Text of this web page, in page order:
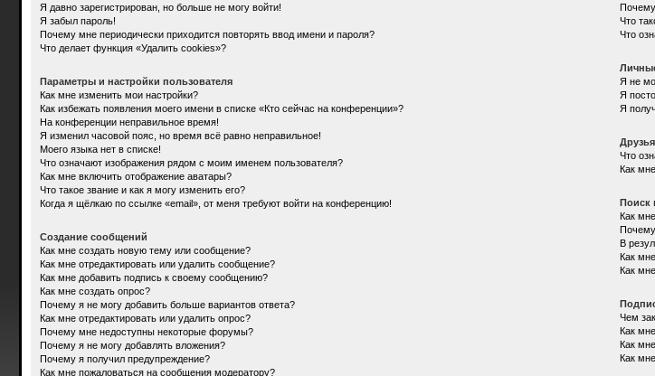
Я давно зарегистрирован, но больше не могу войти!
Я забыл пароль!
Почему мне периодически приходится повторять ввод имени и пароля?
Что делает функция «Удалить cookies»?
Параметры и настройки пользователя
Как мне изменить мои настройки?
Как избежать появления моего имени в списке «Кто сейчас на конференции»?
На конференции неправильное время!
Я изменил часовой пояс, но время всё равно неправильное!
Моего языка нет в списке!
Что означают изображения рядом с моим именем пользователя?
Как мне включить отображение аватары?
Что такое звание и как я могу изменить его?
Когда я щёлкаю по ссылке «email», от меня требуют войти на конференцию!
Создание сообщений
Как мне создать новую тему или сообщение?
Как мне отредактировать или удалить сообщение?
Как мне добавить подпись к своему сообщению?
Как мне создать опрос?
Почему я не могу добавить больше вариантов ответа?
Как мне отредактировать или удалить опрос?
Почему мне недоступны некоторые форумы?
Почему я не могу добавлять вложения?
Почему я получил предупреждение?
Как мне пожаловаться на сообщения модератору?
Почему
Что
Что
Я не
Я
Я
Что
Как
Поиск
Как
Почему
В
Как
Как
Чем
Как
Как
Как